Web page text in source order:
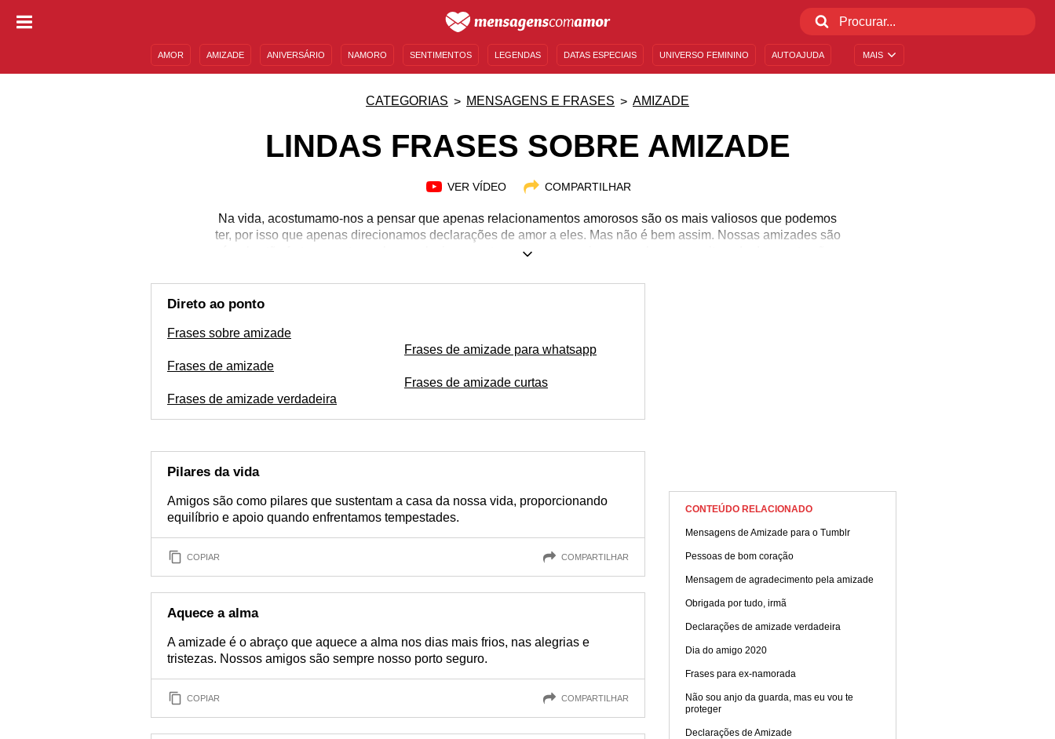
MAIS
AMOR AMIZADE ANIVERSÁRIO NAMORO SENTIMENTOS LEGENDAS DATAS ESPECIAIS UNIVERSO FEMININO AUTOAJUDA
CATEGORIAS MENSAGENS E FRASES AMIZADE
LINDAS FRASES SOBRE AMIZADE
VER VÍDEO COMPARTILHAR
Na vida, acostumamo-nos a pensar que apenas relacionamentos amorosos são os mais valiosos que podemos
ter, por isso que apenas direcionamos declarações de amor a eles. Mas não é bem assim. Nossas amizades são
vínculos tão fortes quanto qualquer relacionamento amoroso e, assim como eles, necessitam de demonstrações
lindas frases sobre amizade, o quanto você se importa com eles. Nesta página, separamos as mais belas
Direto ao ponto
Frases sobre amizade
Frases de amizade
Frases de amizade verdadeira
Frases de amizade para whatsapp
Frases de amizade curtas
Pilares da vida
Amigos são como pilares que sustentam a casa da nossa vida, proporcionando
equilíbrio e apoio quando enfrentamos tempestades.
COPIAR COMPARTILHAR
Aquece a alma
A amizade é o abraço que aquece a alma nos dias mais frios, nas alegrias e
tristezas. Nossos amigos são sempre nosso porto seguro.
COPIAR COMPARTILHAR
CONTEÚDO RELACIONADO
Mensagens de Amizade para o Tumblr
Pessoas de bom coração
Mensagem de agradecimento pela amizade
Obrigada por tudo, irmã
Declarações de amizade verdadeira
Dia do amigo 2020
Frases para ex-namorada
Não sou anjo da guarda, mas eu vou te
proteger
Declarações de Amizade